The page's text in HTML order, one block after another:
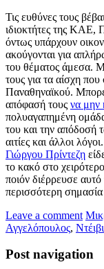
Τις ευθύνες τους
ιδιοκτήτες της ΚΑΕ,
όντως υπάρχουν
ακούγονται για
του θέματος άμεσα.
τους για τα αίσχη
Παναθηναϊκού.
απόφασή τους να μην
πολυαγαπημένη ομάδα
του και την απόδοσή
αιτίες και άλλοι
Γιώργου Πρίντεζη
το κακό στο
ποιόν διέρρευσε
περισσότερη σημασία
Leave a comment
Αγγελόπουλος,
Post navigation